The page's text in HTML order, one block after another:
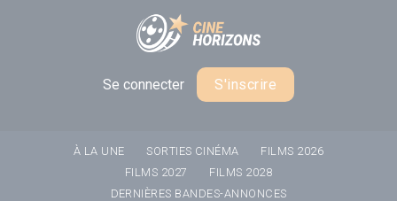
Se connecter S'inscrire
À LA UNE SORTIES CINÉMA
FILMS 2026
FILMS 2027
FILMS 2028
DERNIÈRES BANDES-ANNONCES
Panneau de gestion des cookies